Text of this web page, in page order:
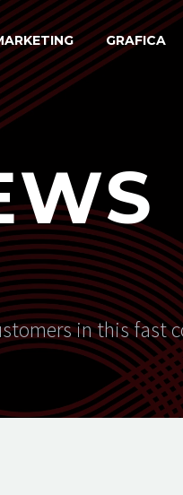
GRAFICA
in this fast